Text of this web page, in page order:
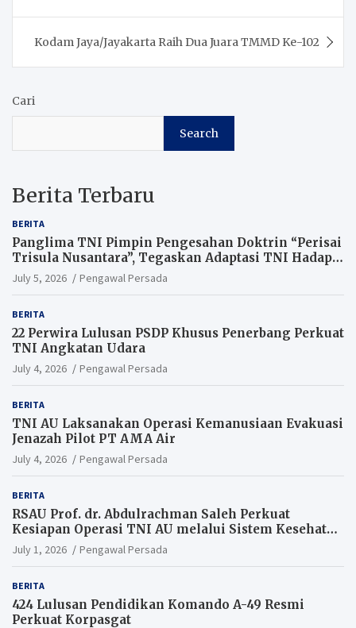
Kodam Jaya/Jayakarta Raih Dua Juara TMMD Ke-102
Cari
Search
Berita Terbaru
BERITA
Panglima TNI Pimpin Pengesahan Doktrin “Perisai
Trisula Nusantara”, Tegaskan Adaptasi TNI Hadapi
Perang Modern
July 5, 2026 Pengawal Persada
BERITA
22 Perwira Lulusan PSDP Khusus Penerbang Perkuat
TNI Angkatan Udara
July 4, 2026 Pengawal Persada
BERITA
TNI AU Laksanakan Operasi Kemanusiaan Evakuasi
Jenazah Pilot PT AMA Air
July 4, 2026 Pengawal Persada
BERITA
RSAU Prof. dr. Abdulrachman Saleh Perkuat
Kesiapan Operasi TNI AU melalui Sistem Kesehatan
Andal
July 1, 2026 Pengawal Persada
BERITA
424 Lulusan Pendidikan Komando A-49 Resmi
Perkuat Korpasgat